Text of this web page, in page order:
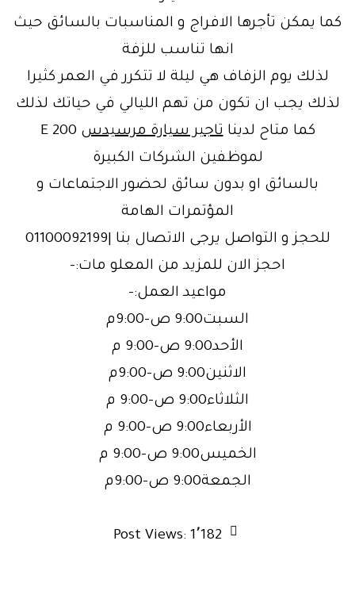
كما يمكن تأجرها الافراج و المناسبات بالسائق حيث
انها تناسب للزفة
لذلك يوم الزفاف هي ليلة لا تتكرر في العمر كثيرا
لذلك يجب ان تكون من تهم الليالي في حياتك لذلك
كما متاح لديناتاجير سيارة مرسيدس E 200
لموظفين الشركات الكبيرة
بالسائق او بدون سائق لحضور الاجتماعات و
المؤتمرات الهامة
للحجز و التواصل يرجى الاتصال بنا |01100092199
احجز الان للمزيد من المعلو مات:-
مواعيد العمل:-
السبت9:00 ص–9:00م
الأحد9:00 ص–9:00 م
الاثنين9:00 ص–9:00م
الثلاثاء9:00 ص–9:00 م
الأربعاء9:00 ص–9:00 م
الخميس9:00 ص–9:00 م
الجمعة9:00 ص–9:00م
Post Views: 1٬182